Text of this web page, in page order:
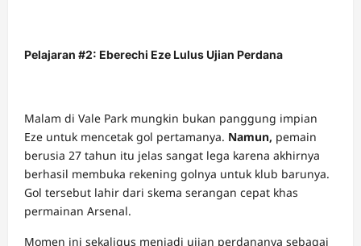
Pelajaran #2: Eberechi Eze Lulus Ujian Perdana
Malam di Vale Park mungkin bukan panggung impian
Eze untuk mencetak gol pertamanya. Namun, pemain
berusia 27 tahun itu jelas sangat lega karena akhirnya
berhasil membuka rekening golnya untuk klub barunya.
Gol tersebut lahir dari skema serangan cepat khas
permainan Arsenal.
Momen ini sekaligus menjadi ujian perdananya sebagai